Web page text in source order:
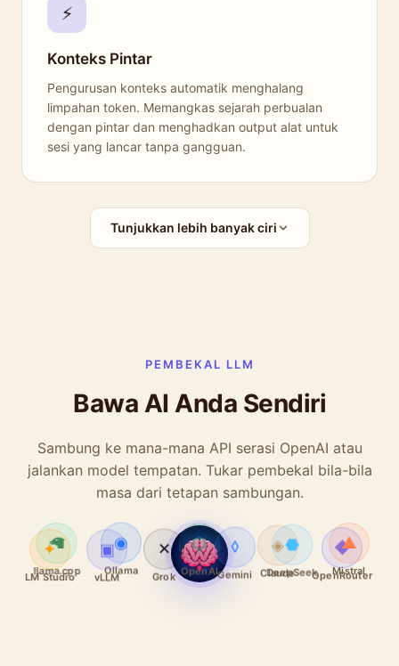
⚡
Konteks Pintar
Pengurusan konteks automatik menghalang
limpahan token. Memangkas sejarah perbualan
dengan pintar dan menghadkan output alat untuk
sesi yang lancar tanpa gangguan.
Tunjukkan lebih banyak ciri
PEMBEKAL LLM
Bawa AI Anda Sendiri
Sambung ke mana-mana API serasi OpenAI atau
jalankan model tempatan. Tukar pembekal bila-bila
masa dari tetapan sambungan.
🦙
llama.cpp
◉
Ollama
⬡
OpenAI
◈
Claude
◆
OpenRouter
✦
LM Studio
▣
vLLM
✕
Grok
◊
Gemini
⬣
DeepSeek
▲
Mistral